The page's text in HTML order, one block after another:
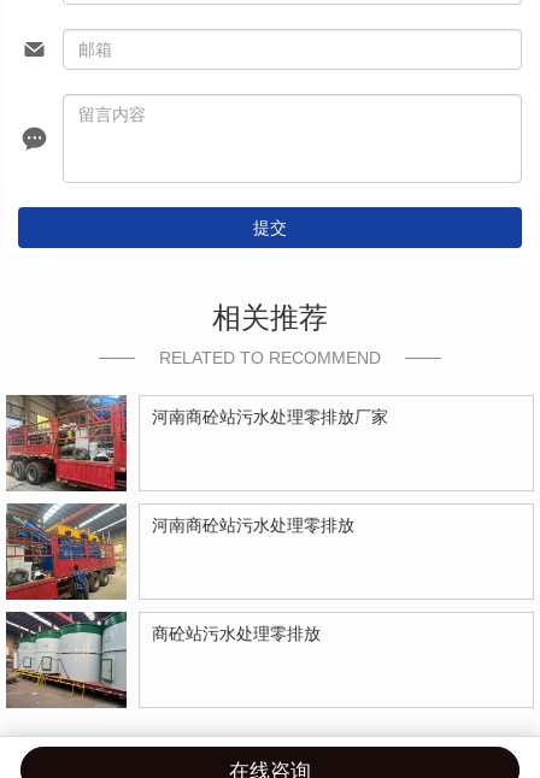
提交
相关推荐
RELATED TO RECOMMEND
河南商砼站污水处理零排放厂家
河南商砼站污水处理零排放
商砼站污水处理零排放
在线咨询